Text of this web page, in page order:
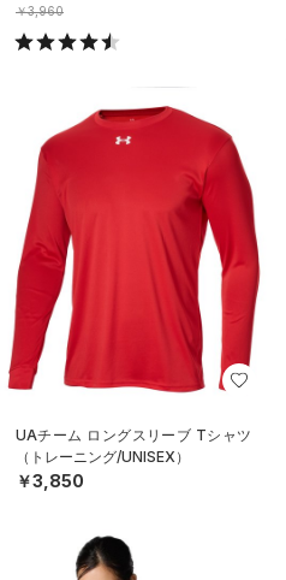
￥3,960
UAチーム ロングスリーブ Tシャツ
（トレーニング/UNISEX）
￥3,850